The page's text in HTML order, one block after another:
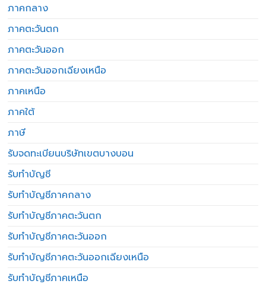
ภาคกลาง
ภาคตะวันตก
ภาคตะวันออก
ภาคตะวันออกเฉียงเหนือ
ภาคเหนือ
ภาคใต้
ภาษี
รับจดทะเบียนบริษัทเขตบางบอน
รับทำบัญชี
รับทำบัญชีภาคกลาง
รับทำบัญชีภาคตะวันตก
รับทำบัญชีภาคตะวันออก
รับทำบัญชีภาคตะวันออกเฉียงเหนือ
รับทำบัญชีภาคเหนือ